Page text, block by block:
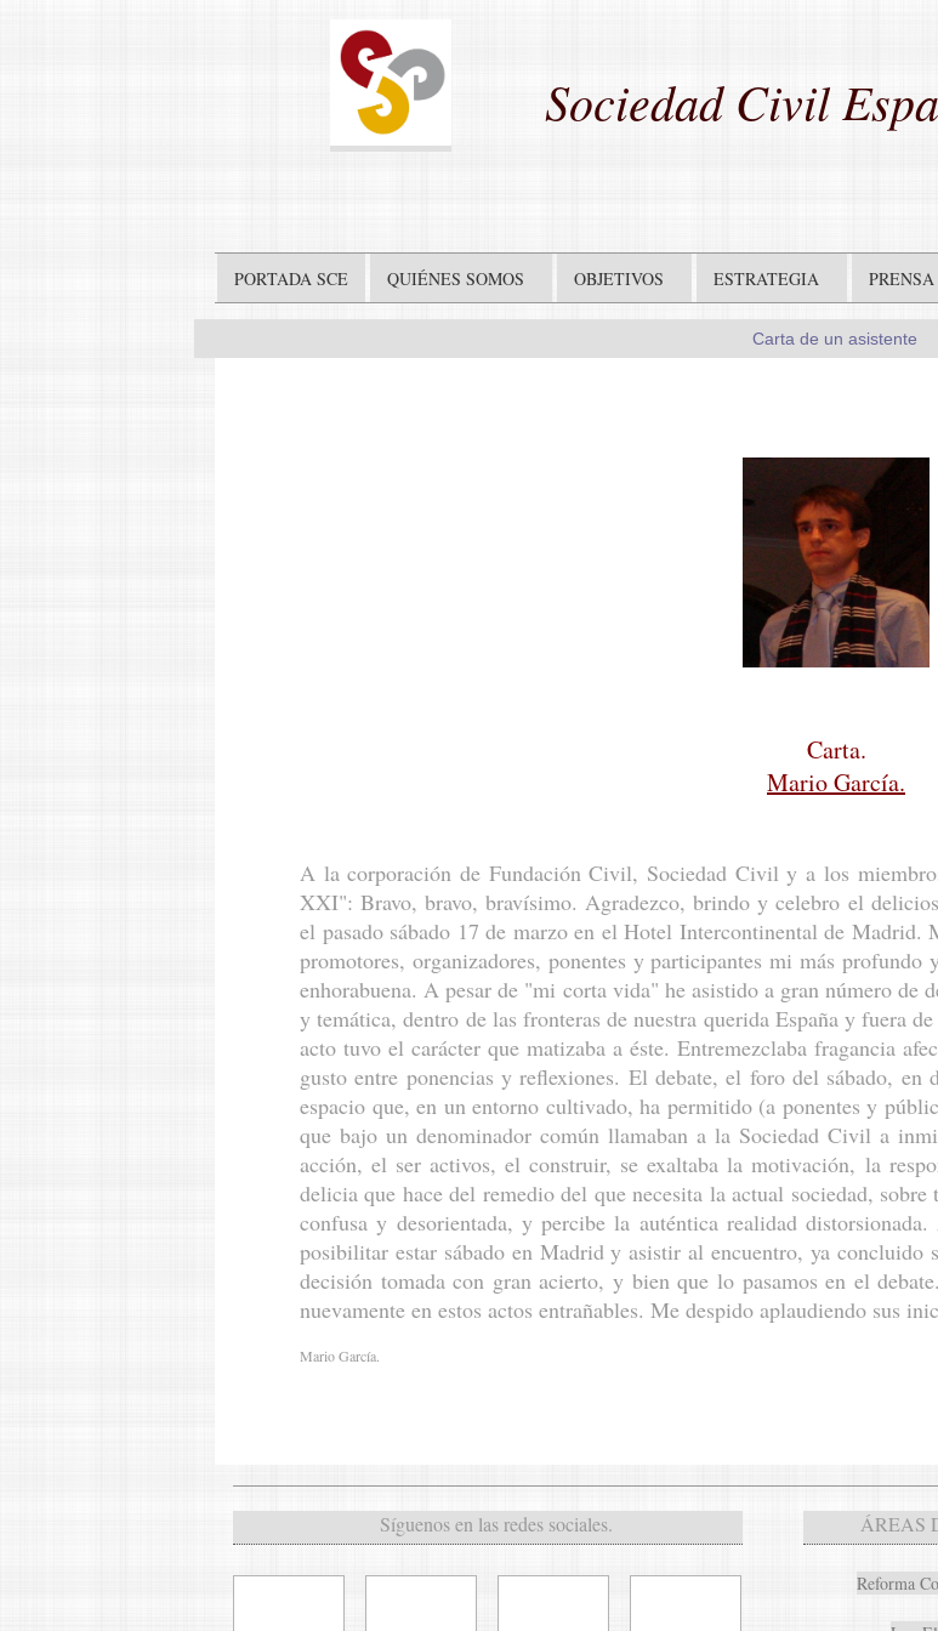
Sociedad Civil
PORTADA SCE QUIÉNES SOMOS OBJETIVOS ESTRATEGIA PRENSA
Carta de un asistente
Carta.
Mario García.
A la corporación de Fundación Civil, Sociedad Civil y a los
XXI": Bravo, bravo, bravísimo. Agradezco, brindo y celebro el
el pasado sábado 17 de marzo en el Hotel Intercontinental de Madrid.
promotores, organizadores, ponentes y participantes mi más
enhorabuena. A pesar de "mi corta vida" he asistido a gran número de
y temática, dentro de las fronteras de nuestra querida España y fuera
acto tuvo el carácter que matizaba a éste. Entremezclaba fragancia
gusto entre ponencias y reflexiones. El debate, el foro del sábado,
espacio que, en un entorno cultivado, ha permitido (a ponentes y
que bajo un denominador común llamaban a la Sociedad Civil a
acción, el ser activos, el construir, se exaltaba la motivación, la
delicia que hace del remedio del que necesita la actual sociedad,
confusa y desorientada, y percibe la auténtica realidad
posibilitar estar sábado en Madrid y asistir al encuentro, ya concluido
decisión tomada con gran acierto, y bien que lo pasamos en el
nuevamente en estos actos entrañables. Me despido aplaudiendo sus
Mario García.
Síguenos en las redes sociales. ÁREAS
Reforma